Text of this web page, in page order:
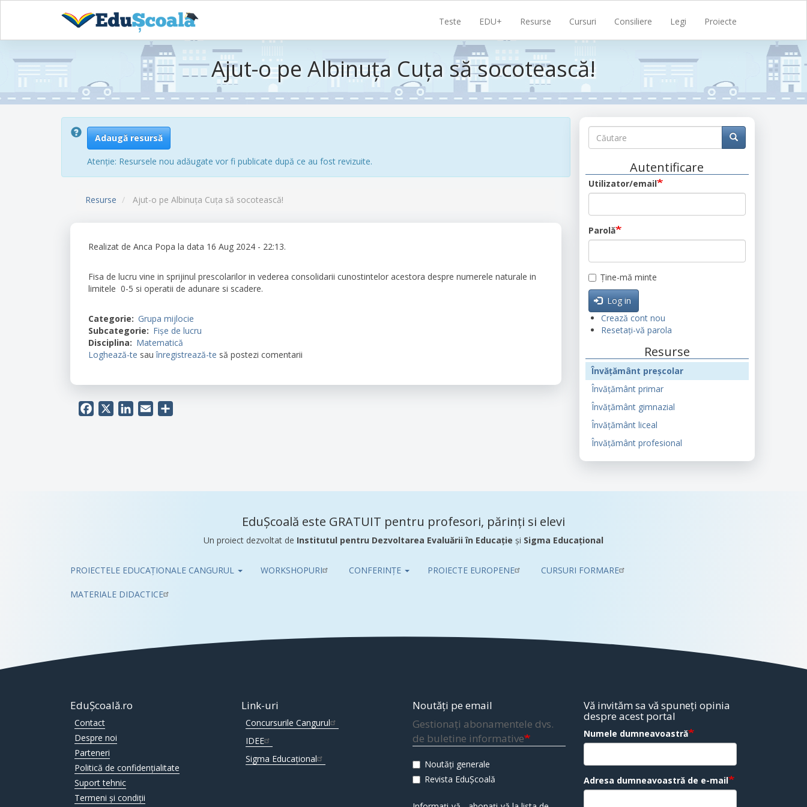
Sari
conținutul
principal
principală
Teste EDU+ Resurse Cursuri Consiliere Legi Proiecte
Ajut-o pe Albinuța Cuța să socotească!
Adaugă resursă
Atenție: Resursele nou adăugate vor fi publicate după ce au fost revizuite.
Resurse Ajut-o pe Albinuța Cuța să socotească!
Realizat de Anca Popa la data 16 Aug 2024 - 22:13.
Fisa de lucru vine in sprijinul prescolarilor in vederea consolidarii cunostintelor acestora despre numerele naturale in
limitele 0-5 si operatii de adunare si scadere.
Categorie
Grupa mijlocie
Subcategorie
Fișe de lucru
Disciplina
Matematică
Loghează-te sauînregistrează-te să postezi comentarii
Facebook LinkedIn
Email
Căutare
Căutare Căutare
Autentificare
Utilizator/email
Parolă
Ține-mă minte
Log in
Crează cont nou
Resetați-vă parola
Resurse
Învățământ preșcolar
Învățământ primar
Învățământ gimnazial
Învățământ liceal
Învățământ profesional
EduȘcoală este GRATUIT pentru profesori, părinți si elevi
Un proiect dezvoltat de Institutul pentru Dezvoltarea Evaluării în Educație și Sigma Educațional
Pub
PROIECTELE EDUCAȚIONALE CANGURUL WORKSHOPURI CONFERINȚE PROIECTE EUROPENE CURSURI FORMARE
MATERIALE DIDACTICE
EduȘcoală.ro
Contact
Despre noi
Parteneri
Politică de confidențialitate
Suport tehnic
Termeni și condiții
Link-uri
Concursurile Cangurul
IDEE
Sigma Educațional
Noutăți pe email
Gestionați abonamentele dvs.
de buletine informative
Noutăți generale
Revista EduȘcoală
Vă invităm sa vă spuneți opinia
despre acest portal
Numele dumneavoastră
Adresa dumneavoastră de e-mail